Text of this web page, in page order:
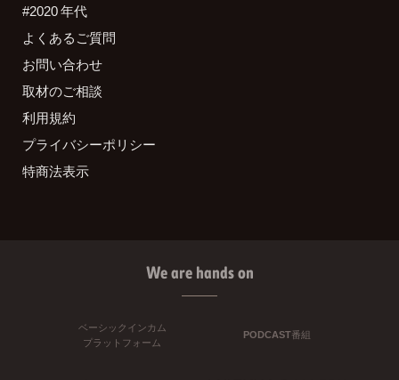
#2020 年代
よくあるご質問
お問い合わせ
取材のご相談
利用規約
プライバシーポリシー
特商法表示
We are hands on
ベーシックインカム
プラットフォーム
PODCAST番組